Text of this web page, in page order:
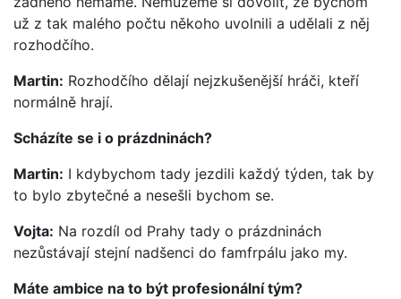
už z tak malého počtu někoho uvolnili a udělali z něj
rozhodčího.
Martin: Rozhodčího dělají nejzkušenější hráči, kteří
normálně hrají.
Scházíte se i o prázdninách?
Martin: I kdybychom tady jezdili každý týden, tak by
to bylo zbytečné a nesešli bychom se.
Vojta: Na rozdíl od Prahy tady o prázdninách
nezůstávají stejní nadšenci do famfrpálu jako my.
Máte ambice na to být profesionální tým?